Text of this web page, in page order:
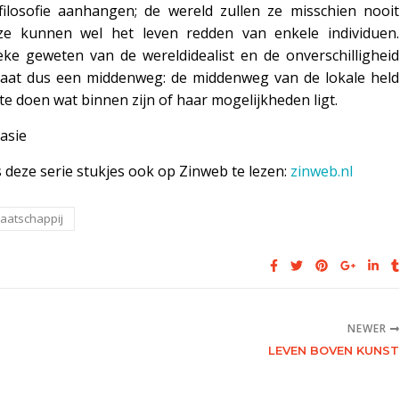
aanhangen; de wereld zullen ze misschien nooit
kunnen wel het leven redden van enkele individuen.
geweten van de wereldidealist en de onverschilligheid
dus een middenweg: de middenweg van de lokale held
doen wat binnen zijn of haar mogelijkheden ligt.
deze serie stukjes ook op Zinweb te lezen: zinweb.nl
NEWER
LEVEN BOVEN KUNST